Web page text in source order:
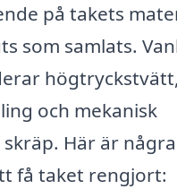
på takets
som samlats.
högtryckstvätt,
och mekanisk
Här är några
få taket rengjort: